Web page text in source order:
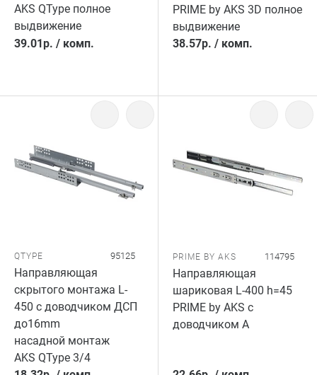
AKS QType полное
выдвижение
39.01р. / комп.
PRIME by AKS 3D полное
выдвижение
38.57р. / комп.
QTYPE 95125
Направляющая
скрытого монтажа L-
450 с доводчиком ДСП
до16mm
насадной монтаж
AKS QType 3/4
PRIME BY AKS 114795
Направляющая
шариковая L-400 h=45
PRIME by AKS с
доводчиком A